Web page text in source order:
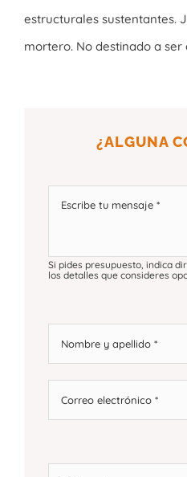
estructurales sustentantes.
mortero. No destinado a ser
¿ALGUNA
Si pides presupuesto, indica
los detalles que consideres